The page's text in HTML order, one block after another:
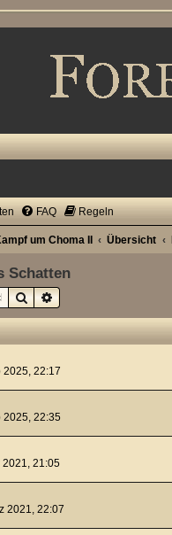
FAQ Regeln
um Choma II Übersicht
Schatten
SucheErweiterte Suche
2025, 22:17
2025, 22:35
2021, 21:05
2021, 22:07